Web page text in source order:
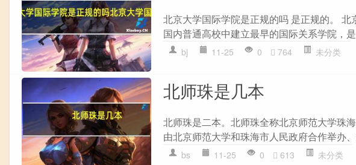
北京大学国际学院是正规的吗 是正规的。
国内普通高校中建立最早的国际关系学院，
bj 11-25 0 764 未分类
北师珠是几本
北师珠是二本。北师珠全称北京师范大学珠
由北京师范大学和珠海市人民政府合作举办
bs 11-25 0 613 未分类